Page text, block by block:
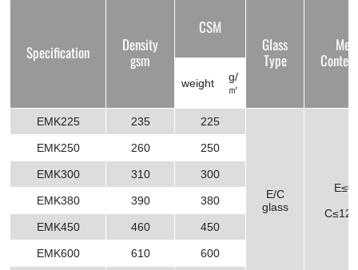
Specification Density
gsm
CSM
Glass
Type
weight
g/
㎡
EMK225 235 225
E/C
glass
EMK250 260 250
EMK300 310 300
EMK380 390 380
EMK450 460 450
EMK600 610 600